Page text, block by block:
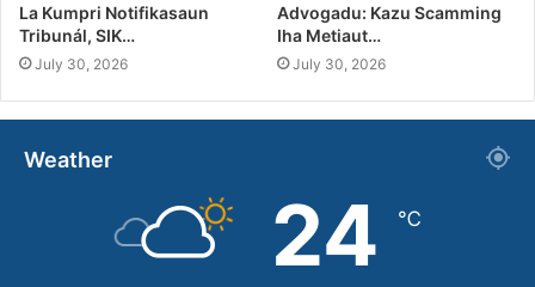
La Kumpri Notifikasaun
Tribunál, SIK…
July 30, 2026
Advogadu: Kazu Scamming
Iha Metiaut…
July 30, 2026
Weather
24 ℃